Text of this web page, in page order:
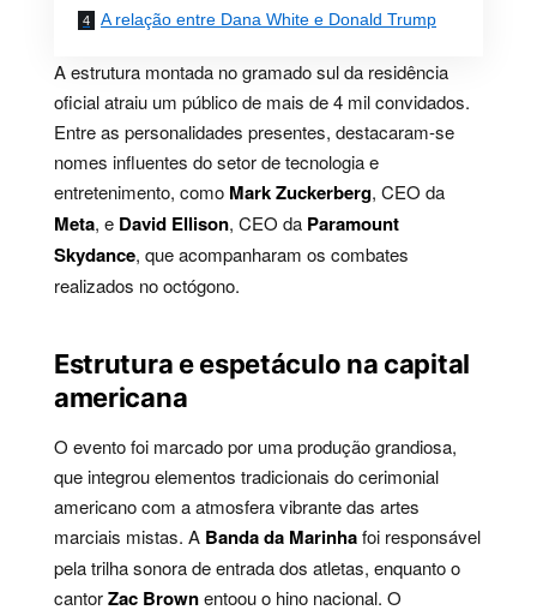
A relação entre Dana White e Donald Trump
A estrutura montada no gramado sul da residência
oficial atraiu um público de mais de 4 mil convidados.
Entre as personalidades presentes, destacaram-se
nomes influentes do setor de tecnologia e
entretenimento, como Mark Zuckerberg, CEO da
Meta, e David Ellison, CEO da Paramount
Skydance, que acompanharam os combates
realizados no octógono.
Estrutura e espetáculo na capital
americana
O evento foi marcado por uma produção grandiosa,
que integrou elementos tradicionais do cerimonial
americano com a atmosfera vibrante das artes
marciais mistas. A Banda da Marinhafoi responsável
pela trilha sonora de entrada dos atletas, enquanto o
cantorZac Brownentoou o hino nacional. O